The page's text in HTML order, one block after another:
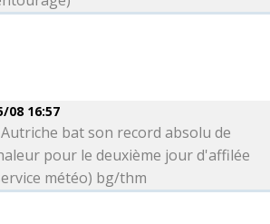
08 16:57
bat son record absolu de
pour le deuxième jour d'affilée
météo) bg/thm